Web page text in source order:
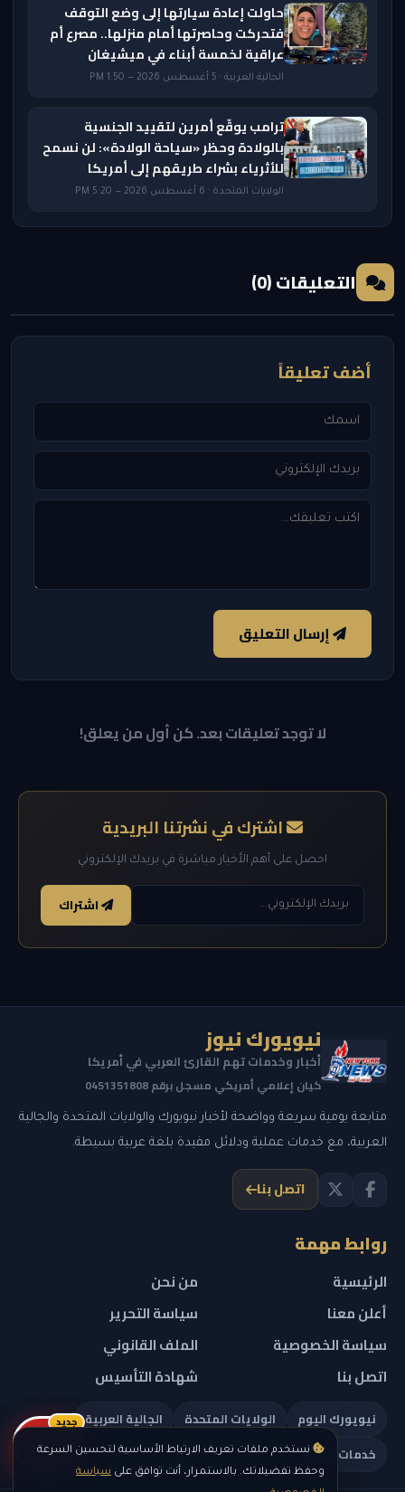
نستخدم ملفات تعريف الارتباط الأساسية لتحسين السرعة
وحفظ تفضيلاتك. بالاستمرار، أنت توافق على سياسة
حاولت إعادة سيارتها إلى وضع التوقف
فتحركت وحاصرتها أمام منزلها.. مصرع أم
عراقية لخمسة أبناء في ميشيغان
الجالية العربية · 5 أغسطس 2026 — 1:50 PM
ترامب يوقّع أمرين لتقييد الجنسية
بالولادة وحظر «سياحة الولادة»: لن نسمح
للأثرياء بشراء طريقهم إلى أمريكا
الولايات المتحدة · 6 أغسطس 2026 — 5:20 PM
التعليقات (0)
أضف تعليقاً
إرسال التعليق
لا توجد تعليقات بعد. كن أول من يعلق!
اشترك في نشرتنا البريدية
احصل على أهم الأخبار مباشرة في بريدك الإلكتروني
اشتراك
نيويورك نيوز
أخبار وخدمات تهم القارئ العربي في أمريكا
كيان إعلامي أمريكي مسجل برقم 0451351808
متابعة يومية سريعة وواضحة لأخبار نيويورك والولايات المتحدة والجالية
العربية، مع خدمات عملية ودلائل مفيدة بلغة عربية بسيطة.
اتصل بنا
روابط مهمة
الرئيسية
من نحن
أعلن معنا
سياسة التحرير
سياسة الخصوصية
الملف القانوني
اتصل بنا
شهادة التأسيس
نيويورك اليوم الولايات المتحدة
الجالية العربية
خدمات تهمك
ريلز
جديد